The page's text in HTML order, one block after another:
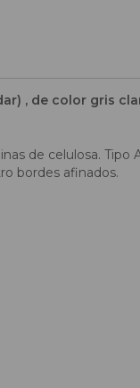
, de color gris
de celulosa. Tipo
bordes afinados.